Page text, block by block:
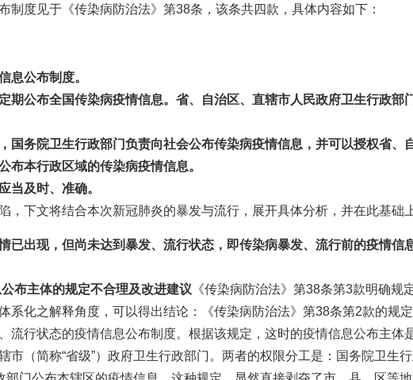
制度见于《传染病防治法》第38条，该条共四款，具体内容如下：
息公布制度。
期公布全国传染病疫情信息。省、自治区、直辖市人民政府卫生行政部
国务院卫生行政部门负责向社会公布传染病疫情信息，并可以授权省、
布本行政区域的传染病疫情信息。
当及时、准确。
，下文将结合本次新冠肺炎的暴发与流行，展开具体分析，并在此基础
已出现，但尚未达到暴发、流行状态，即传染病暴发、流行前的疫情信
布主体的规定不合理及改进建议 《传染病防治法》第38条第3款明确规
系化之解释角度，可以得出结论：《传染病防治法》第38条第2款的规
流行状态的疫情信息公布制度。根据该规定，这时的疫情信息公布主体
市（简称“省级”）政府卫生行政部门。两者的权限分工是：国务院卫生